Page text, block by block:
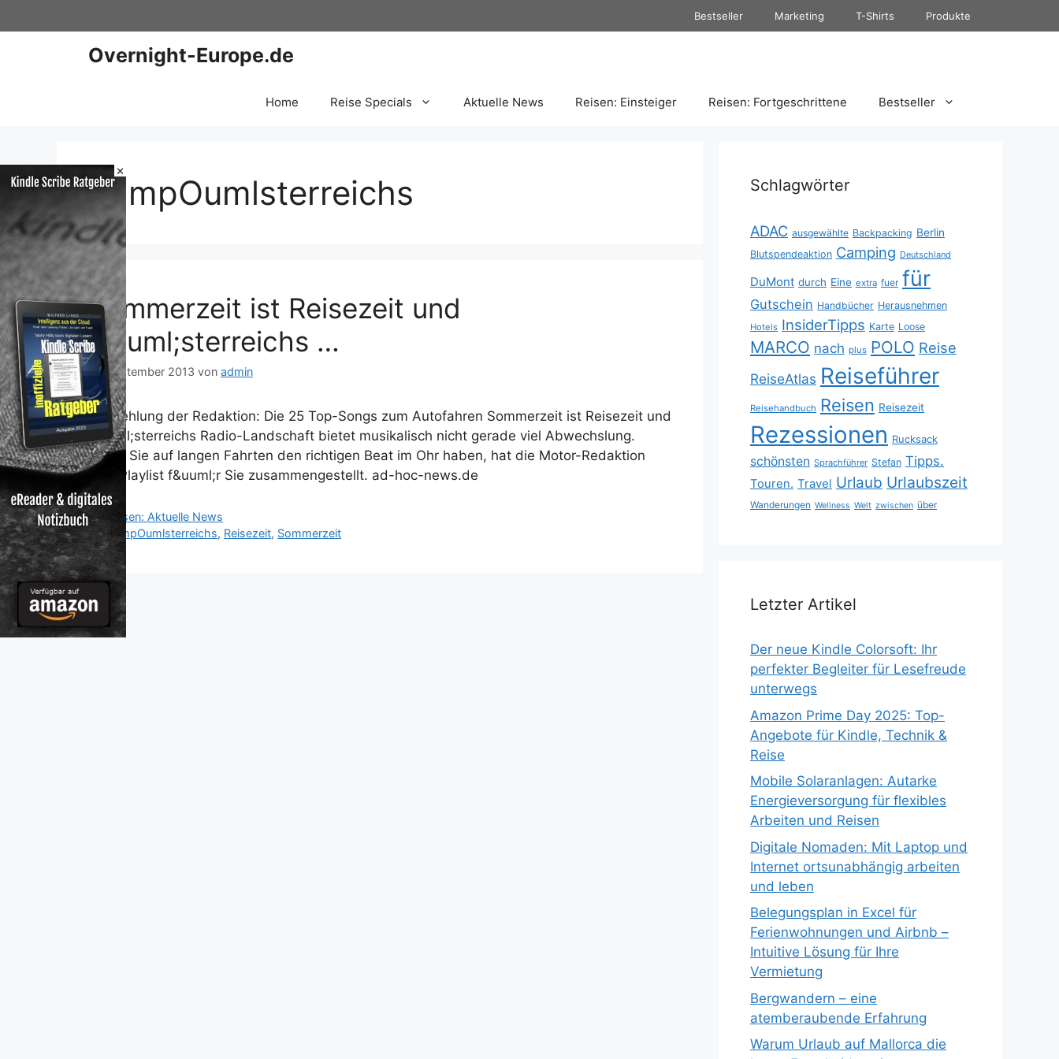
×
Inhalt
Bestseller Marketing T-Shirts Produkte
Overnight-Europe.de
Home Reise Specials Aktuelle News Reisen: Einsteiger Reisen: Fortgeschrittene Bestseller
&ampOumlsterreichs
Sommerzeit ist Reisezeit und
&Ouml;sterreichs …
21. September 2013 von admin
Empfehlung der Redaktion: Die 25 Top-Songs zum Autofahren Sommerzeit ist Reisezeit und
&Ouml;sterreichs Radio-Landschaft bietet musikalisch nicht gerade viel Abwechslung.
Damit Sie auf langen Fahrten den richtigen Beat im Ohr haben, hat die Motor-Redaktion
eine Playlist f&uuml;r Sie zusammengestellt. ad-hoc-news.de
Kategorien
Reisen: Aktuelle News
Schlagwörter
&ampOumlsterreichs, Reisezeit, Sommerzeit
Schlagwörter
ADAC ausgewählte Backpacking Berlin
Blutspendeaktion Camping Deutschland
DuMont durch Eine extra fuer für
Gutschein Handbücher Herausnehmen
Hotels InsiderTipps Karte Loose
MARCO nach plus POLO Reise
ReiseAtlas Reiseführer
Reisehandbuch Reisen Reisezeit
Rezessionen Rucksack
schönsten Sprachführer Stefan Tipps.
Touren. Travel Urlaub Urlaubszeit
Wanderungen Wellness Welt zwischen über
Letzter Artikel
Der neue Kindle Colorsoft: Ihr
perfekter Begleiter für Lesefreude
unterwegs
Amazon Prime Day 2025: Top-
Angebote für Kindle, Technik &
Reise
Mobile Solaranlagen: Autarke
Energieversorgung für flexibles
Arbeiten und Reisen
Digitale Nomaden: Mit Laptop und
Internet ortsunabhängig arbeiten
und leben
Belegungsplan in Excel für
Ferienwohnungen und Airbnb –
Intuitive Lösung für Ihre
Vermietung
Bergwandern – eine
atemberaubende Erfahrung
Warum Urlaub auf Mallorca die